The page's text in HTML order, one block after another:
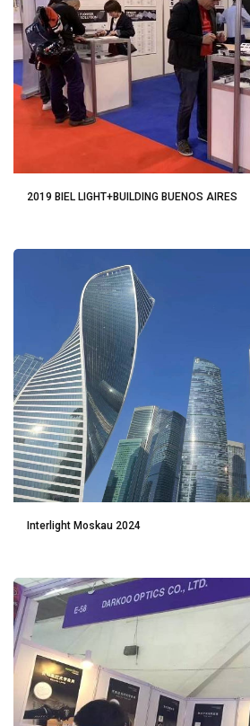
2019 BIEL LIGHT+BUILDING BUENOS AIRES
Interlight Moskau 2024